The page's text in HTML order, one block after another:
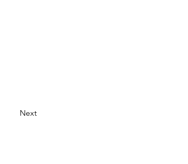
Next